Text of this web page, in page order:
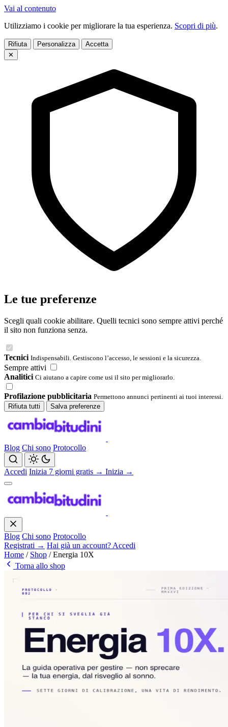
Vai al contenuto
Utilizziamo i cookie per migliorare la tua esperienza. Scopri di più.
Rifiuta Personalizza
Accetta
✕
Le tue preferenze
Scegli quali cookie abilitare. Quelli tecnici sono sempre attivi perché
il sito non funziona senza.
Tecnici Indispensabili. Gestiscono l’accesso, le sessioni e la sicurezza.
Sempre attivi
Analitici Ci aiutano a capire come usi il sito per migliorarlo.
Profilazione pubblicitaria Permettono annunci pertinenti ai tuoi interessi.
Rifiuta tutti
Salva preferenze
Blog Chi sono Protocollo
Accedi Inizia 7 giorni gratis → Inizia →
Blog Chi sono Protocollo
Registrati → Hai già un account? Accedi
Home / Shop / Energia 10X
Torna allo shop